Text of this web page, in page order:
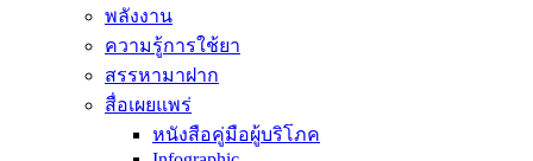
พลังงาน
ความรู้การใช้ยา
สรรหามาฝาก
สื่อเผยแพร่
หนังสือคู่มือผู้บริโภค